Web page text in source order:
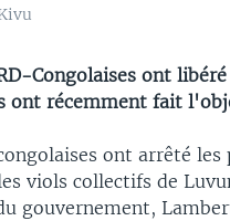
Congolaises ont
ont récemment fait
ont arrêté les
viols collectifs de
gouvernement,